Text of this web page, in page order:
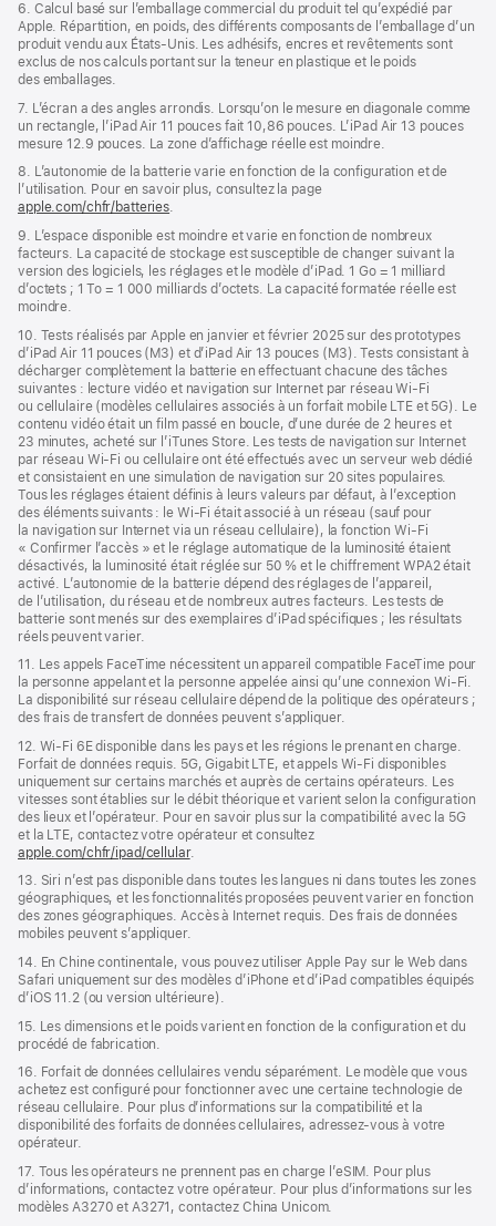
6. Calcul basé sur l’emballage commercial du produit tel qu’expédié par
Apple. Répartition, en poids, des différents composants de l’emballage d’un
produit vendu aux États-Unis. Les adhésifs, encres et revêtements sont
exclus de nos calculs portant sur la teneur en plastique et le poids
des emballages.
7. L’écran a des angles arrondis. Lorsqu’on le mesure en diagonale comme
un rectangle, l’iPad Air 11 pouces fait 10,86 pouces. L’iPad Air 13 pouces
mesure 12.9 pouces. La zone d’affichage réelle est moindre.
8. L’autonomie de la batterie varie en fonction de la configuration et de
l’utilisation. Pour en savoir plus, consultez la page
apple.com/chfr/batteries.
9. L’espace disponible est moindre et varie en fonction de nombreux
facteurs. La capacité de stockage est susceptible de changer suivant la
version des logiciels, les réglages et le modèle d’iPad. 1 Go = 1 milliard
d’octets ; 1 To = 1 000 milliards d’octets. La capacité formatée réelle est
moindre.
10. Tests réalisés par Apple en janvier et février 2025 sur des prototypes
d’iPad Air 11 pouces (M3) et d’iPad Air 13 pouces (M3). Tests consistant à
décharger complètement la batterie en effectuant chacune des tâches
suivantes : lecture vidéo et navigation sur Internet par réseau Wi-Fi
ou cellulaire (modèles cellulaires associés à un forfait mobile LTE et 5G). Le
contenu vidéo était un film passé en boucle, d’une durée de 2 heures et
23 minutes, acheté sur l’iTunes Store. Les tests de navigation sur Internet
par réseau Wi‑Fi ou cellulaire ont été effectués avec un serveur web dédié
et consistaient en une simulation de navigation sur 20 sites populaires.
Tous les réglages étaient définis à leurs valeurs par défaut, à l’exception
des éléments suivants : le Wi‑Fi était associé à un réseau (sauf pour
la navigation sur Internet via un réseau cellulaire), la fonction Wi‑Fi
« Confirmer l’accès » et le réglage automatique de la luminosité étaient
désactivés, la luminosité était réglée sur 50 % et le chiffrement WPA2 était
activé. L’autonomie de la batterie dépend des réglages de l’appareil,
de l’utilisation, du réseau et de nombreux autres facteurs. Les tests de
batterie sont menés sur des exemplaires d’iPad spécifiques ; les résultats
réels peuvent varier.
11. Les appels FaceTime nécessitent un appareil compatible FaceTime pour
la personne appelant et la personne appelée ainsi qu’une connexion Wi‑Fi.
La disponibilité sur réseau cellulaire dépend de la politique des opérateurs ;
des frais de transfert de données peuvent s’appliquer.
12. Wi‑Fi 6E disponible dans les pays et les régions le prenant en charge.
Forfait de données requis. 5G, Gigabit LTE, et appels Wi‑Fi disponibles
uniquement sur certains marchés et auprès de certains opérateurs. Les
vitesses sont établies sur le débit théorique et varient selon la configuration
des lieux et l’opérateur. Pour en savoir plus sur la compatibilité avec la 5G
et la LTE, contactez votre opérateur et consultez
apple.com/chfr/ipad/cellular.
13. Siri n’est pas disponible dans toutes les langues ni dans toutes les zones
géographiques, et les fonctionnalités proposées peuvent varier en fonction
des zones géographiques. Accès à Internet requis. Des frais de données
mobiles peuvent s’appliquer.
14. En Chine continentale, vous pouvez utiliser Apple Pay sur le Web dans
Safari uniquement sur des modèles d’iPhone et d’iPad compatibles équipés
d’iOS 11.2 (ou version ultérieure).
15. Les dimensions et le poids varient en fonction de la configuration et du
procédé de fabrication.
16. Forfait de données cellulaires vendu séparément. Le modèle que vous
achetez est configuré pour fonctionner avec une certaine technologie de
réseau cellulaire. Pour plus d’informations sur la compatibilité et la
disponibilité des forfaits de données cellulaires, adressez‑vous à votre
opérateur.
17. Tous les opérateurs ne prennent pas en charge l’eSIM. Pour plus
d’informations, contactez votre opérateur. Pour plus d’informations sur les
modèles A3270 et A3271, contactez China Unicom.